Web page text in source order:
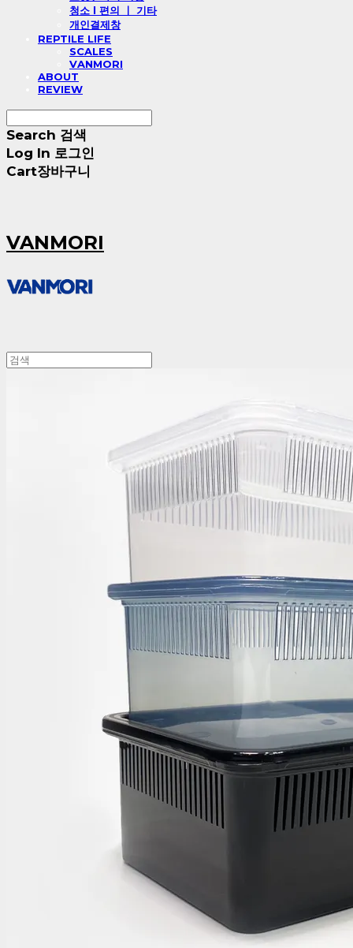
청소 l 편의 ㅣ 기타
개인결제창
REPTILE LIFE
SCALES
VANMORI
ABOUT
REVIEW
Search 검색
Log In 로그인
Cart장바구니
VANMORI